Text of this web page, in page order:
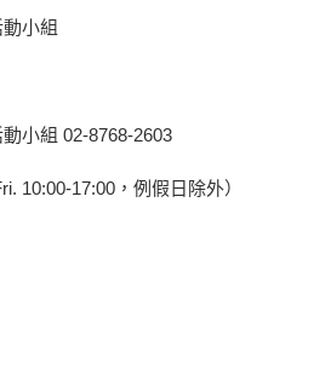
小組
小組 02-8768-2603
10:00-17:00，例假日除外）